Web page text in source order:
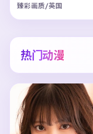
臻彩画质/英国
热门动漫